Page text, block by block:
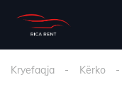
Kryefaqja Kërko